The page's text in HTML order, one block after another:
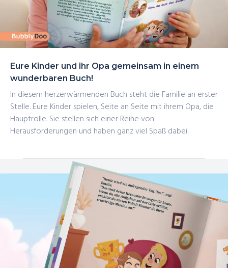
Eure Kinder und ihr Opa gemeinsam in einem
wunderbaren Buch!
In diesem herzerwärmenden Buch steht die Familie an erster
Stelle. Eure Kinder spielen, Seite an Seite mit ihrem Opa, die
Hauptrolle. Sie stellen sich einer Reihe von
Herausforderungen und haben ganz viel Spaß dabei.